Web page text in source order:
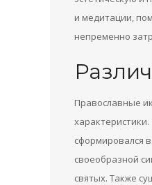
и медитации,
непременно
Православные
сформировался
своеобразной
святых. Также